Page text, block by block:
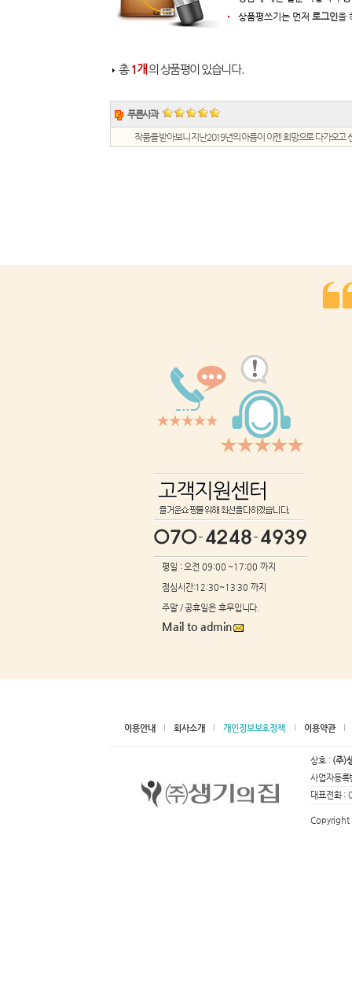
상품평쓰기는 먼저 로그인을
총1개의 상품평이 있습니다.
푸른사과
작품을 받아보니 지난2019년의 아픔이 이젠 희망으로 다가오고
평일 : 오전 09:00 ~17:00 까지
점심시간:12:30~13:30 까지
주말 / 공휴일은 휴무입니다.
Mail to admin
이용안내 회사소개 개인정보보호정책 이용약관
상호 : (주)
사업자등
대표전화 :
Copyright